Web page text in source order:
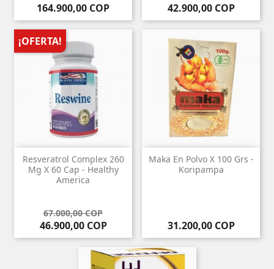
Precio
164.900,00 COP Precio
42.900,00 COP
Resveratrol Complex 260
Mg X 60 Cap - Healthy
America
Precio base
67.000,00 COP
¡OFERTA!
Precio
46.900,00 COP
Maka En Polvo X 100 Grs -
Koripampa
Precio
31.200,00 COP